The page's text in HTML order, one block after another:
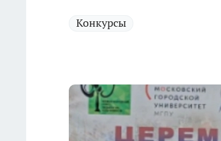
Конкурсы